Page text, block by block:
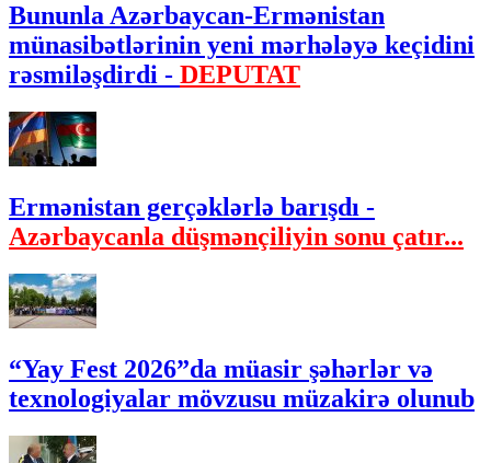
Bununla Azərbaycan-Ermənistan
münasibətlərinin yeni mərhələyə keçidini
rəsmiləşdirdi - DEPUTAT
Ermənistan gerçəklərlə barışdı -
Azərbaycanla düşmənçiliyin sonu çatır...
“Yay Fest 2026”da müasir şəhərlər və
texnologiyalar mövzusu müzakirə olunub